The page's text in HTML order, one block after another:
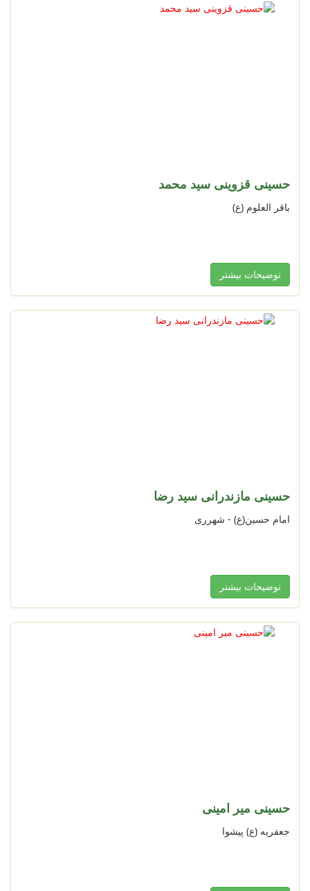
حسینی قزوینی سید محمد
باقر العلوم (ع)
توضیحات بیشتر
حسینی مازندرانی سید رضا
امام حسین(ع) - شهرری
توضیحات بیشتر
حسینی میر امینی
جعفریه (ع) پیشوا